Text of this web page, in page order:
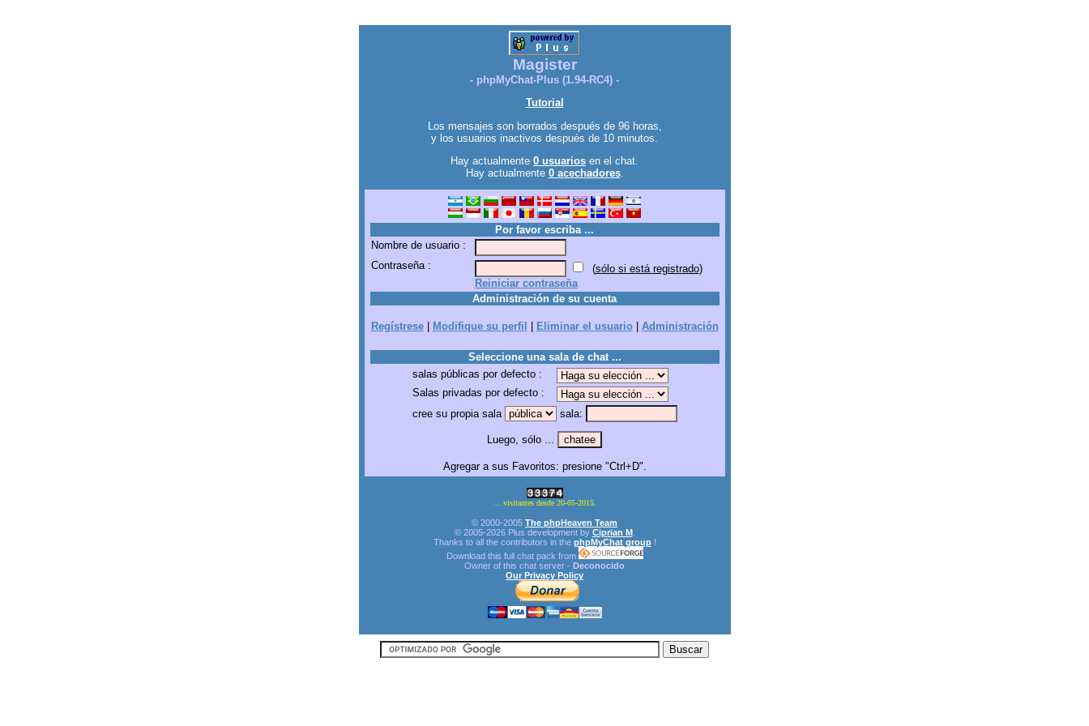
Magister
- phpMyChat-Plus (1.94-RC4) -
Tutorial
Los mensajes son borrados después de 96 horas,
y los usuarios inactivos después de 10 minutos.
Hay actualmente 0 usuarios en el chat.
Hay actualmente 0 acechadores.
Por favor escriba ...
Nombre de usuario :
Contraseña :
(sólo si está registrado)
Reiniciar contraseña
Administración de su cuenta
Regístrese| Modifique su perfil Eliminar el usuario| Administración
Seleccione una sala de chat ...
salas públicas por defecto :
Salas privadas por defecto :
cree su propia sala
sala:
Luego, sólo ...
Agregar a sus Favoritos: presione "Ctrl+D".
... visitantes desde 20-05-2015.
© 2000-2005 The phpHeaven Team
© 2005-2026 Plus development by Ciprian M.
Thanks to all the contributors in the phpMyChat group!
Download this full chat pack from
Owner of this chat server - Deconocido
Our Privacy Policy